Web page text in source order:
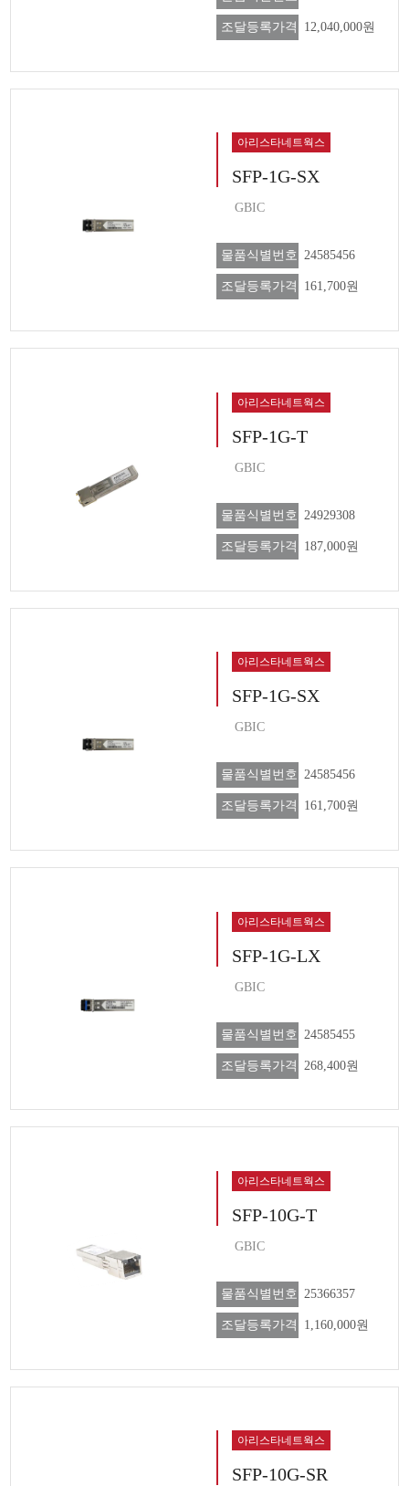
조달등록가격 12,040,000원
아리스타네트웍스
SFP-1G-SX
GBIC
물품식별번호 24585456
조달등록가격 161,700원
아리스타네트웍스
SFP-1G-T
GBIC
물품식별번호 24929308
조달등록가격 187,000원
아리스타네트웍스
SFP-1G-SX
GBIC
물품식별번호 24585456
조달등록가격 161,700원
아리스타네트웍스
SFP-1G-LX
GBIC
물품식별번호 24585455
조달등록가격 268,400원
아리스타네트웍스
SFP-10G-T
GBIC
물품식별번호 25366357
조달등록가격 1,160,000원
아리스타네트웍스
SFP-10G-SR